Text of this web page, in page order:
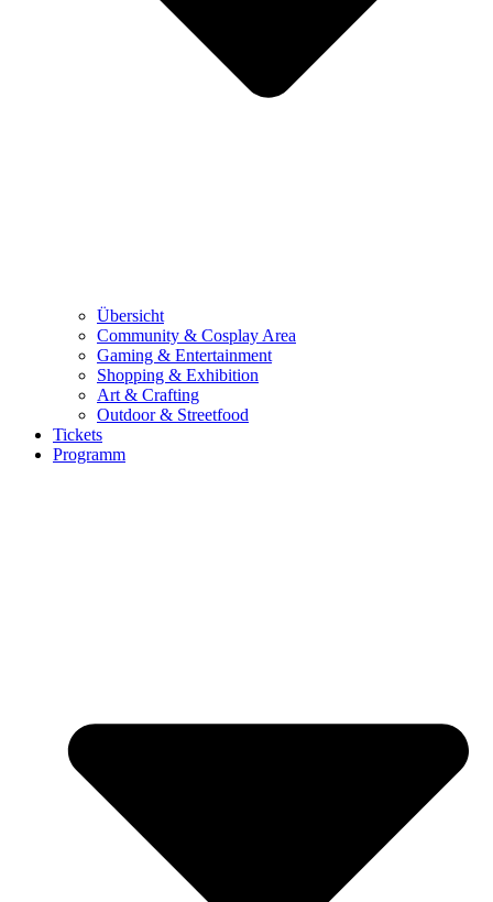
Übersicht
Community & Cosplay Area
Gaming & Entertainment
Shopping & Exhibition
Art & Crafting
Outdoor & Streetfood
Tickets
Programm